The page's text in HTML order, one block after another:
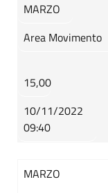
MARZO
Area Movimento
15,00
10/11/2022
09:40
MARZO